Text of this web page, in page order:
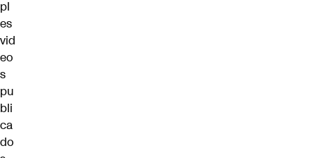
pl
es
vid
eo
s
pu
bli
ca
do